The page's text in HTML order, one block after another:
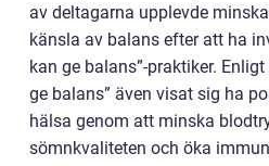
av deltagarna upplevde
känsla av balans efter att ha
kan ge balans”-praktiker.
ge balans” även visat sig ha
hälsa genom att minska
sömnkvaliteten och öka